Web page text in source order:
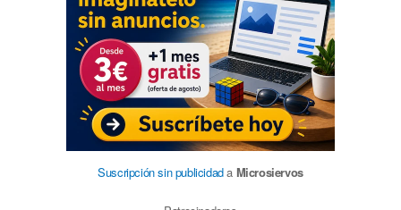
Suscripción sin publicidada Microsiervos